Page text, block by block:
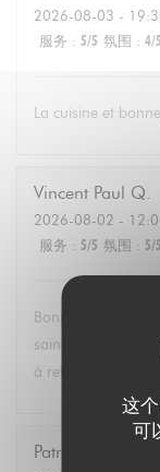
这
可
2026-08-03 -
服务 : 5/5 氛围 : 4/5
La cuisine et
Vincent Paul Q
2026-08-02 -
服务 : 5/5 氛围 : 5/5
Bonjour , super
saine et
à retenir .Merci.
Patricia